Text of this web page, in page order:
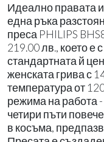
Идеално правата и
една ръка
преса PHILIPS
219.00 лв., което е
стандартната й
женската грива с
температура от
режима на работа
четири пъти
в косъма,